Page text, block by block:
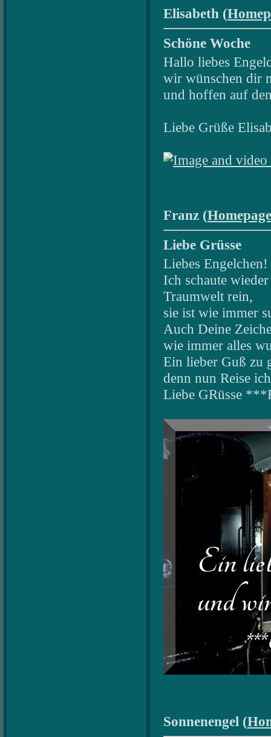
Elisabeth (
Schöne Woche
Hallo liebes
wir wünschen dir
und hoffen auf
Liebe Grüße
Franz (Homepage
Liebe Grüsse
Liebes Engelchen!
Ich schaute
Traumwelt rein,
sie ist wie immer
Auch Deine
wie immer alles
Ein lieber Guß zu
denn nun Reise
Liebe GRüsse
Sonnenengel (